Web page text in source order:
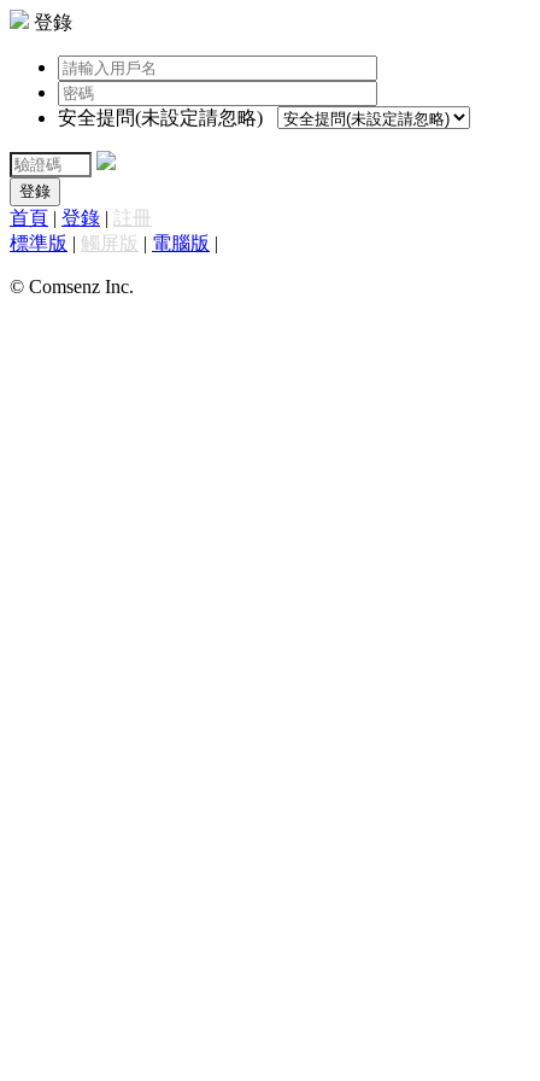
登錄
安全提問(未設定請忽略)
登錄
首頁 | 登錄 | 註冊
標準版 | 觸屏版 | 電腦版 |
© Comsenz Inc.